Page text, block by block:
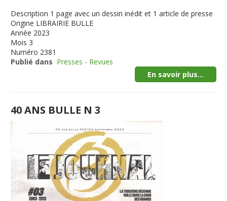
Description 1 page avec un dessin inédit et 1 article de presse
Origine LIBRAIRIE BULLE
Année 2023
Mois 3
Numéro 2381
Publié dans Presses - Revues
En savoir plus...
40 ANS BULLE N 3